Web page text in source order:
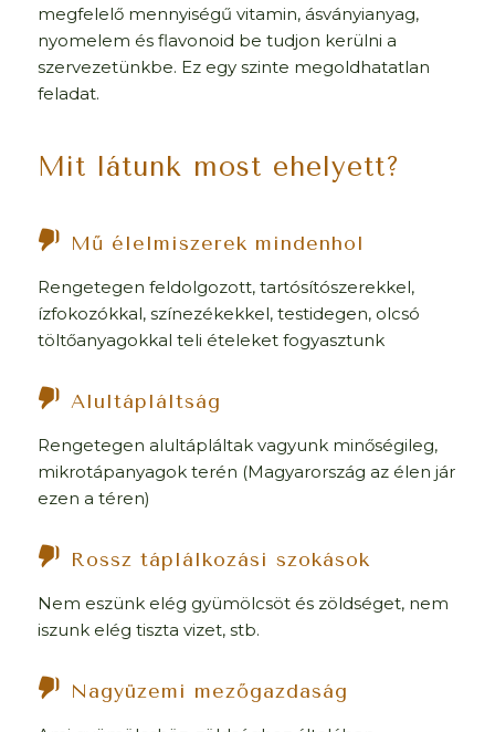
megfelelő mennyiségű vitamin, ásványianyag,
nyomelem és flavonoid be tudjon kerülni a
szervezetünkbe. Ez egy szinte megoldhatatlan
feladat.
Mit látunk most ehelyett?
Mű élelmiszerek mindenhol
Rengetegen feldolgozott, tartósítószerekkel,
ízfokozókkal, színezékekkel, testidegen, olcsó
töltőanyagokkal teli ételeket fogyasztunk
Alultápláltság
Rengetegen alultápláltak vagyunk minőségileg,
mikrotápanyagok terén (Magyarország az élen jár
ezen a téren)
Rossz táplálkozási szokások
Nem eszünk elég gyümölcsöt és zöldséget, nem
iszunk elég tiszta vizet, stb.
Nagyüzemi mezőgazdaság